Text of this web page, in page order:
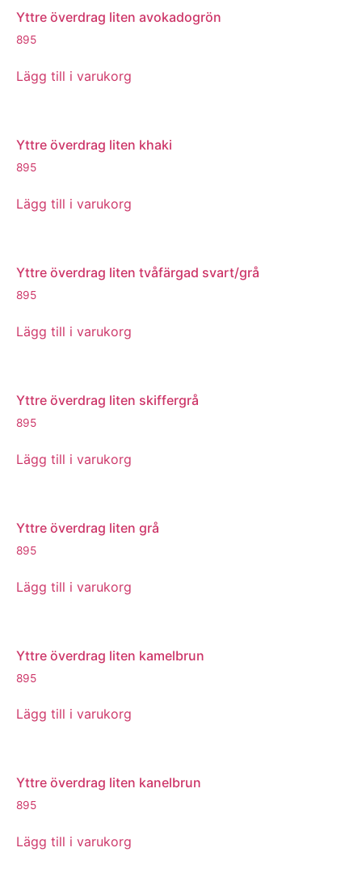
Yttre överdrag liten avokadogrön
895
Lägg till i varukorg
Yttre överdrag liten khaki
895
Lägg till i varukorg
Yttre överdrag liten tvåfärgad svart/grå
895
Lägg till i varukorg
Yttre överdrag liten skiffergrå
895
Lägg till i varukorg
Yttre överdrag liten grå
895
Lägg till i varukorg
Yttre överdrag liten kamelbrun
895
Lägg till i varukorg
Yttre överdrag liten kanelbrun
895
Lägg till i varukorg